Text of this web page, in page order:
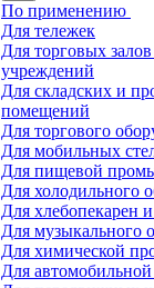
По применению
Для тележек
Для торговых
учреждений
Для складских и
помещений
Для торгового
Для мобильных
Для пищевой
Для холодильного
Для хлебопекарен
Для музыкального
Для химической
Для